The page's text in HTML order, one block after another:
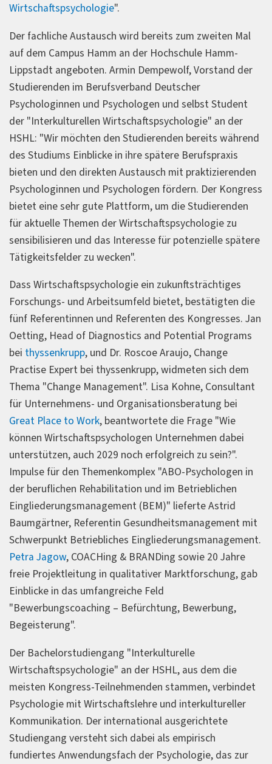
Wirtschaftspsychologie".
Der fachliche Austausch wird bereits zum zweiten Mal
auf dem Campus Hamm an der Hochschule Hamm-
Lippstadt angeboten. Armin Dempewolf, Vorstand der
Studierenden im Berufsverband Deutscher
Psychologinnen und Psychologen und selbst Student
der "Interkulturellen Wirtschaftspsychologie" an der
HSHL: "Wir möchten den Studierenden bereits während
des Studiums Einblicke in ihre spätere Berufspraxis
bieten und den direkten Austausch mit praktizierenden
Psychologinnen und Psychologen fördern. Der Kongress
bietet eine sehr gute Plattform, um die Studierenden
für aktuelle Themen der Wirtschaftspsychologie zu
sensibilisieren und das Interesse für potenzielle spätere
Tätigkeitsfelder zu wecken".
Dass Wirtschaftspsychologie ein zukunftsträchtiges
Forschungs- und Arbeitsumfeld bietet, bestätigten die
fünf Referentinnen und Referenten des Kongresses. Jan
Oetting, Head of Diagnostics and Potential Programs
bei thyssenkrupp, und Dr. Roscoe Araujo, Change
Practise Expert bei thyssenkrupp, widmeten sich dem
Thema "Change Management". Lisa Kohne, Consultant
für Unternehmens- und Organisationsberatung bei
Great Place to Work, beantwortete die Frage "Wie
können Wirtschaftspsychologen Unternehmen dabei
unterstützen, auch 2029 noch erfolgreich zu sein?".
Impulse für den Themenkomplex "ABO-Psychologen in
der beruflichen Rehabilitation und im Betrieblichen
Eingliederungsmanagement (BEM)" lieferte Astrid
Baumgärtner, Referentin Gesundheitsmanagement mit
Schwerpunkt Betriebliches Eingliederungsmanagement.
Petra Jagow, COACHing & BRANDing sowie 20 Jahre
freie Projektleitung in qualitativer Marktforschung, gab
Einblicke in das umfangreiche Feld
"Bewerbungscoaching – Befürchtung, Bewerbung,
Begeisterung".
Der Bachelorstudiengang "Interkulturelle
Wirtschaftspsychologie" an der HSHL, aus dem die
meisten Kongress-Teilnehmenden stammen, verbindet
Psychologie mit Wirtschaftslehre und interkultureller
Kommunikation. Der international ausgerichtete
Studiengang versteht sich dabei als empirisch
fundiertes Anwendungsfach der Psychologie, das zur